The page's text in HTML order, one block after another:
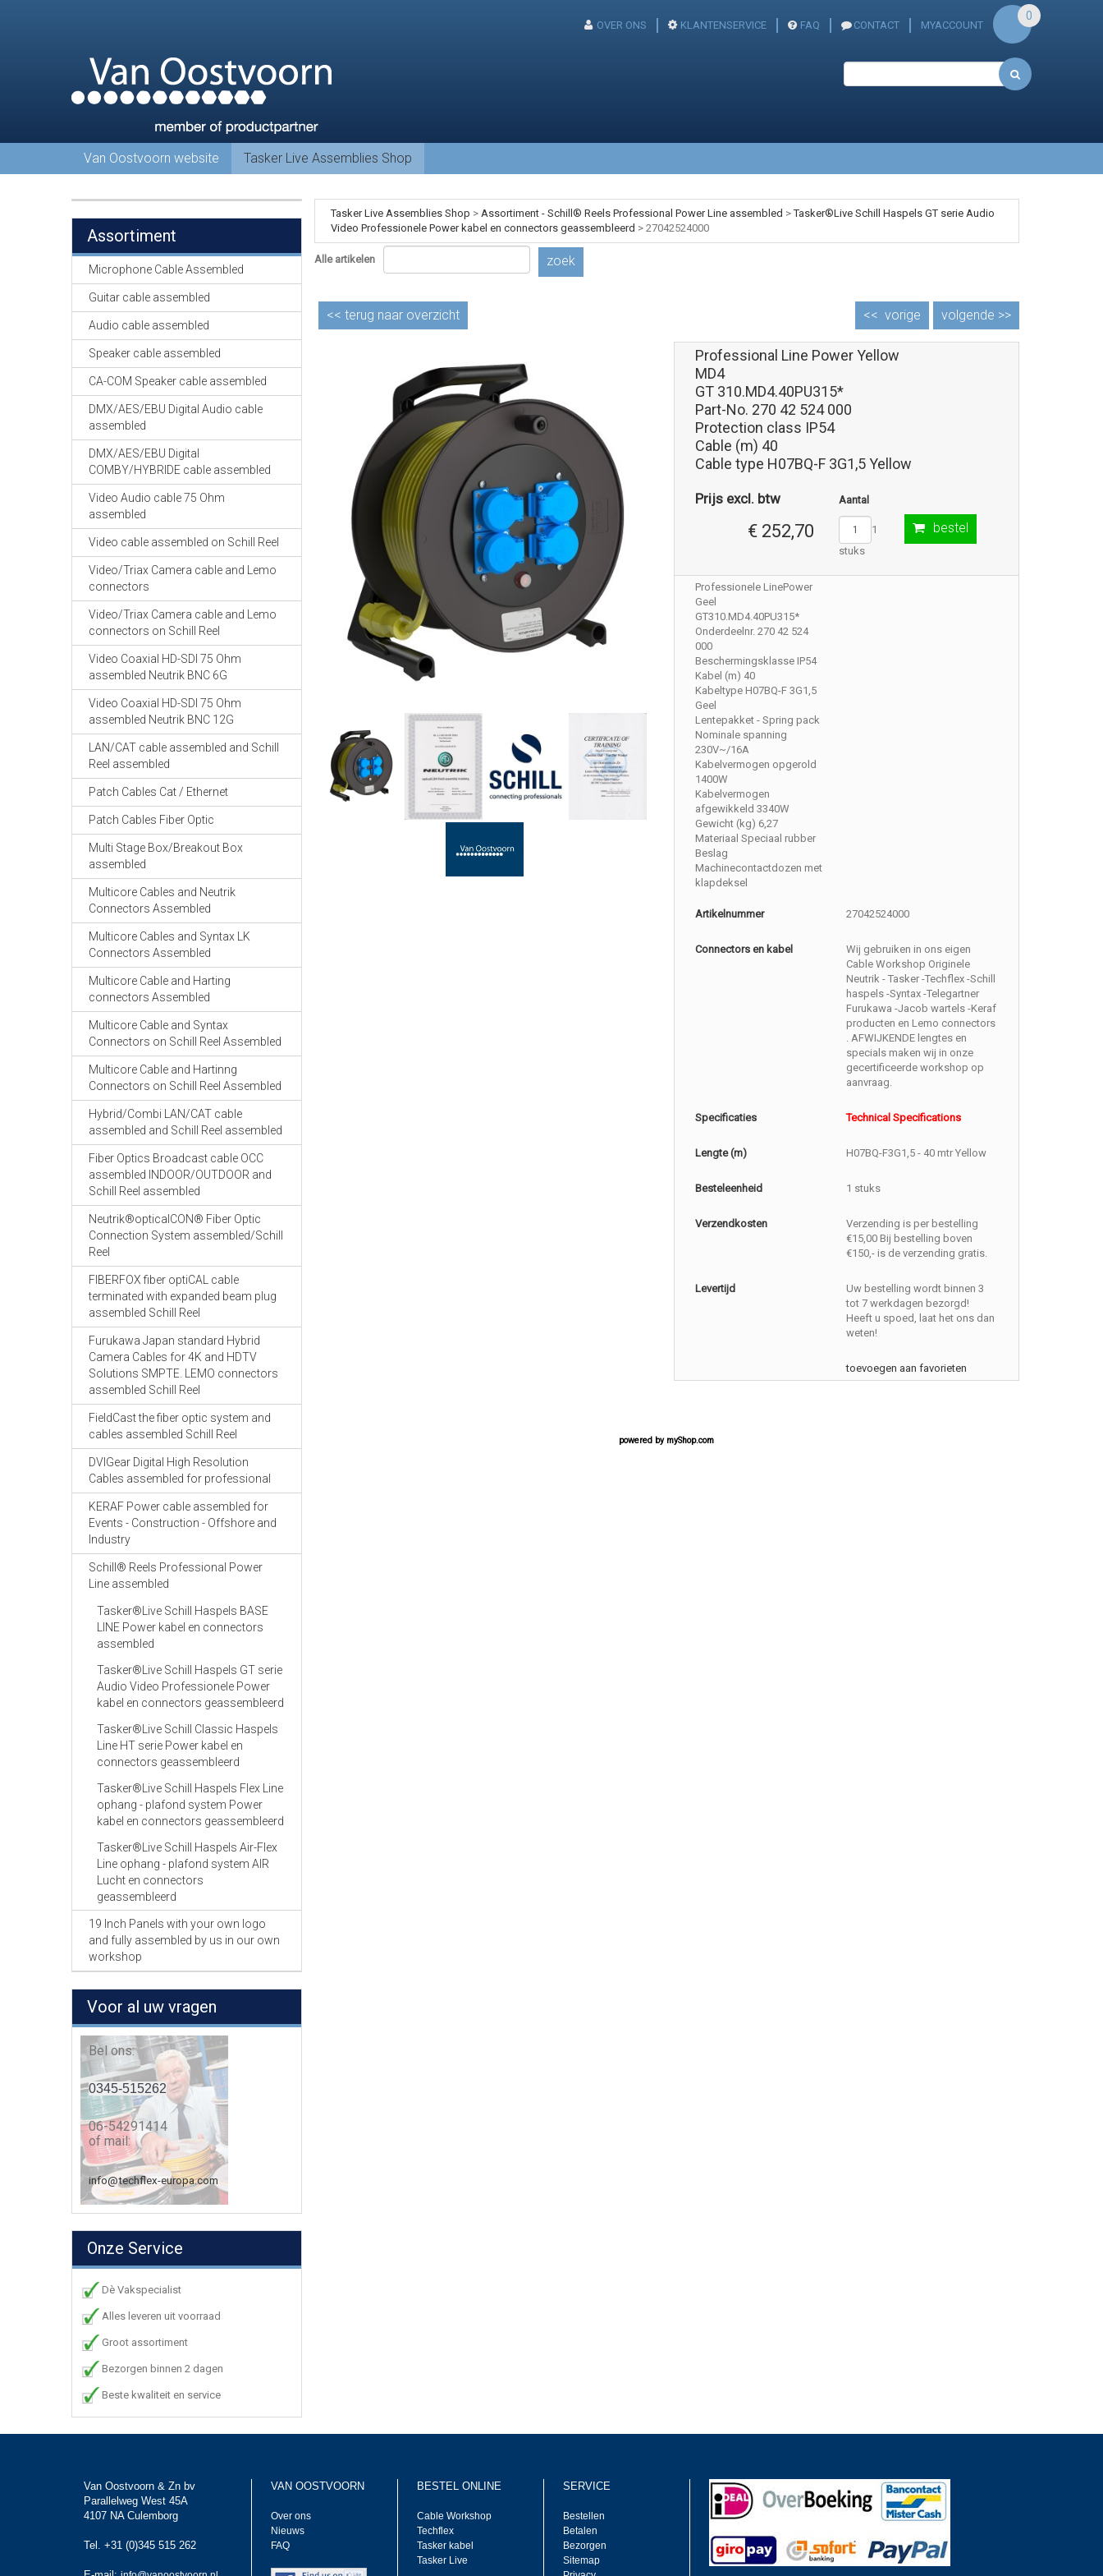
OVER ONS KLANTENSERVICE FAQ CONTACT MYACCOUNT
0
Van Oostvoorn website Tasker Live Assemblies Shop
Assortiment
Microphone Cable Assembled
Guitar cable assembled
Audio cable assembled
Speaker cable assembled
CA-COM Speaker cable assembled
DMX/AES/EBU Digital Audio cable
assembled
DMX/AES/EBU Digital
COMBY/HYBRIDE cable assembled
Video Audio cable 75 Ohm
assembled
Video cable assembled on Schill Reel
Video/Triax Camera cable and Lemo
connectors
Video/Triax Camera cable and Lemo
connectors on Schill Reel
Video Coaxial HD-SDI 75 Ohm
assembled Neutrik BNC 6G
Video Coaxial HD-SDI 75 Ohm
assembled Neutrik BNC 12G
LAN/CAT cable assembled and Schill
Reel assembled
Patch Cables Cat / Ethernet
Patch Cables Fiber Optic
Multi Stage Box/Breakout Box
assembled
Multicore Cables and Neutrik
Connectors Assembled
Multicore Cables and Syntax LK
Connectors Assembled
Multicore Cable and Harting
connectors Assembled
Multicore Cable and Syntax
Connectors on Schill Reel Assembled
Multicore Cable and Hartinng
Connectors on Schill Reel Assembled
Hybrid/Combi LAN/CAT cable
assembled and Schill Reel assembled
Fiber Optics Broadcast cable OCC
assembled INDOOR/OUTDOOR and
Schill Reel assembled
Neutrik®opticalCON® Fiber Optic
Connection System assembled/Schill
Reel
FIBERFOX fiber optiCAL cable
terminated with expanded beam plug
assembled Schill Reel
Furukawa Japan standard Hybrid
Camera Cables for 4K and HDTV
Solutions SMPTE. LEMO connectors
assembled Schill Reel
FieldCast the fiber optic system and
cables assembled Schill Reel
DVIGear Digital High Resolution
Cables assembled for professional
KERAF Power cable assembled for
Events - Construction - Offshore and
Industry
Schill® Reels Professional Power
Line assembled
Tasker®Live Schill Haspels BASE
LINE Power kabel en connectors
assembled
Tasker®Live Schill Haspels GT serie
Audio Video Professionele Power
kabel en connectors geassembleerd
Tasker®Live Schill Classic Haspels
Line HT serie Power kabel en
connectors geassembleerd
Tasker®Live Schill Haspels Flex Line
ophang - plafond system Power
kabel en connectors geassembleerd
Tasker®Live Schill Haspels Air-Flex
Line ophang - plafond system AIR
Lucht en connectors
geassembleerd
19 Inch Panels with your own logo
and fully assembled by us in our own
workshop
Voor al uw vragen
Bel ons:
0345-515262
06-54291414
of mail:
info@techflex-europa.com
Onze Service
Dè Vakspecialist
Alles leveren uit voorraad
Groot assortiment
Bezorgen binnen 2 dagen
Beste kwaliteit en service
Tasker Live Assemblies Shop > Assortiment - Schill® Reels Professional Power Line assembled >Tasker®Live Schill Haspels GT serie Audio
Video Professionele Power kabel en connectors geassembleerd > 27042524000
Alle artikelen zoek
<< terug naar overzicht volgende >>
<< vorige
Professional Line Power Yellow
MD4
GT 310.MD4.40PU315*
Part-No. 270 42 524 000
Protection class IP54
Cable (m) 40
Cable type H07BQ-F 3G1,5 Yellow
Prijs excl. btw
€ 252,70
Aantal
1
stuks
bestel
Professionele LinePower
Geel
GT310.MD4.40PU315*
Onderdeelnr. 270 42 524
000
Beschermingsklasse IP54
Kabel (m) 40
Kabeltype H07BQ-F 3G1,5
Geel
Lentepakket - Spring pack
Nominale spanning
230V~/16A
Kabelvermogen opgerold
1400W
Kabelvermogen
afgewikkeld 3340W
Gewicht (kg) 6,27
Materiaal Speciaal rubber
Beslag
Machinecontactdozen met
klapdeksel
Artikelnummer 27042524000
Connectors en kabel
Wij gebruiken in ons eigen
Cable Workshop Originele
Neutrik - Tasker -Techflex -Schill
haspels -Syntax -Telegartner
Furukawa -Jacob wartels -Keraf
producten en Lemo connectors
. AFWIJKENDE lengtes en
specials maken wij in onze
gecertificeerde workshop op
aanvraag.
Specificaties Technical Specifications
Lengte (m) H07BQ-F3G1,5 - 40 mtr Yellow
Besteleenheid 1 stuks
Verzendkosten
Verzending is per bestelling
€15,00 Bij bestelling boven
€150,- is de verzending gratis.
Levertijd
Uw bestelling wordt binnen 3
tot 7 werkdagen bezorgd!
Heeft u spoed, laat het ons dan
weten!
toevoegen aan favorieten
powered by myShop.com
Van Oostvoorn & Zn bv
Parallelweg West 45A
4107 NA Culemborg
Tel. +31 (0)345 515 262
VAN OOSTVOORN
Over ons
Nieuws
FAQ
BESTEL ONLINE
Cable Workshop
Techflex
Tasker kabel
Tasker Live
SERVICE
Bestellen
Betalen
Bezorgen
Sitemap